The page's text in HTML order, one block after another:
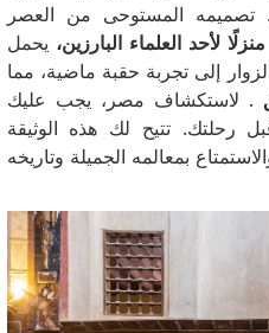
تصميمه المستوحى من العصر
لأحد العلماء البارزين، يحمل
إلى تجربة حقبة ماضية، مما
. لاستكشاف مصر، يجب عليك
رحلتك. تتيح لك هذه الوثيقة
بمعالمه الجميلة وتاريخه